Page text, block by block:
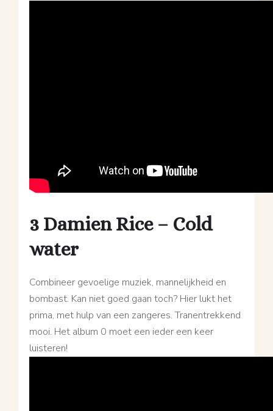
3 Damien Rice – Cold
water
Combineer gevoelige muziek, mannelijkheid en
bombast. Kan niet goed gaan toch? Hier lukt het
prima, met hulp van een zangeres. Tranentrekkend
mooi. Het album 0 moet een ieder een keer
luisteren!